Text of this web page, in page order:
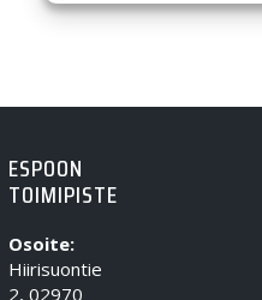
ESPOON
TOIMIPISTE
Osoite:
Hiirisuontie
2, 02970